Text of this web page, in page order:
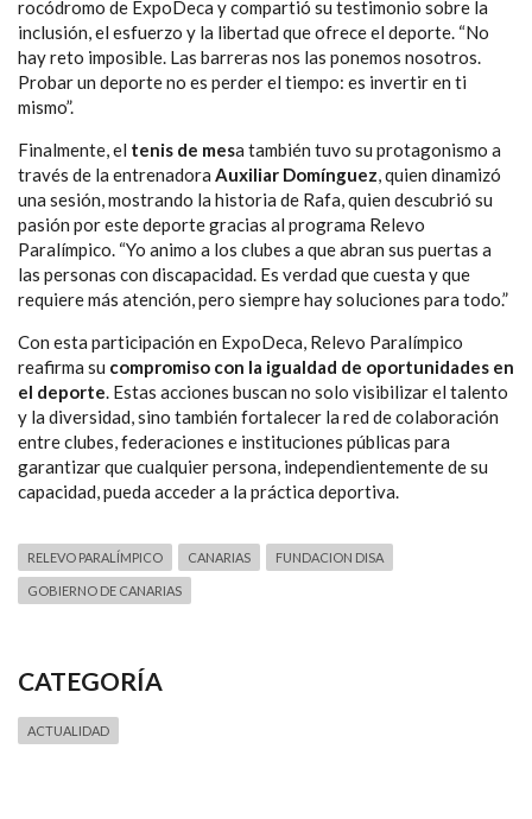
rocódromo de ExpoDeca y compartió su testimonio sobre la
inclusión, el esfuerzo y la libertad que ofrece el deporte. “No
hay reto imposible. Las barreras nos las ponemos nosotros.
Probar un deporte no es perder el tiempo: es invertir en ti
mismo”.
Finalmente, el tenis de mesa también tuvo su protagonismo a
través de la entrenadora Auxiliar Domínguez, quien dinamizó
una sesión, mostrando la historia de Rafa, quien descubrió su
pasión por este deporte gracias al programa Relevo
Paralímpico. “Yo animo a los clubes a que abran sus puertas a
las personas con discapacidad. Es verdad que cuesta y que
requiere más atención, pero siempre hay soluciones para todo.”
Con esta participación en ExpoDeca, Relevo Paralímpico
reafirma su compromiso con la igualdad de oportunidades en
el deporte. Estas acciones buscan no solo visibilizar el talento
y la diversidad, sino también fortalecer la red de colaboración
entre clubes, federaciones e instituciones públicas para
garantizar que cualquier persona, independientemente de su
capacidad, pueda acceder a la práctica deportiva.
RELEVO PARALÍMPICO CANARIAS FUNDACION DISA
GOBIERNO DE CANARIAS
CATEGORÍA
ACTUALIDAD